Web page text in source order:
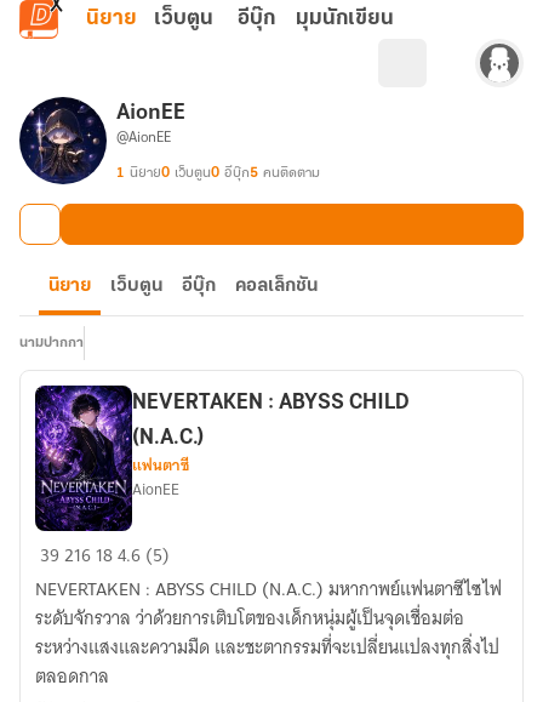
ข้ามไปยังเนื้อหาหลัก
นิยาย เว็บตูน อีบุ๊ก มุมนักเขียน
AionEE
@AionEE
1 นิยาย0 เว็บตูน0 อีบุ๊ก5 คนติดตาม
นิยาย เว็บตูน อีบุ๊ก คอลเล็กชัน
นามปากกา
NEVERTAKEN
ABYSS
CHILD
(N.A.C.)
NEVERTAKEN : ABYSS CHILD
(N.A.C.)
แฟนตาซี
AionEE
39216184.6 (5)
NEVERTAKEN : ABYSS CHILD (N.A.C.) มหากาพย์แฟนตาซีไซไฟ
ระดับจักรวาล ว่าด้วยการเติบโตของเด็กหนุ่มผู้เป็นจุดเชื่อมต่อ
ระหว่างแสงและความมืด และชะตากรรมที่จะเปลี่ยนแปลงทุกสิ่งไป
ตลอดกาล